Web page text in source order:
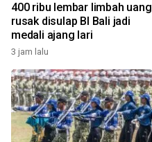
400 ribu lembar limbah uang
rusak disulap BI Bali jadi
medali ajang lari
3 jam lalu